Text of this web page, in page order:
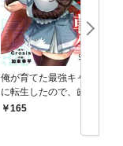
俺が育てた最強キャラ
に転生したので、歯向
かうヤツはすべてぶん
165